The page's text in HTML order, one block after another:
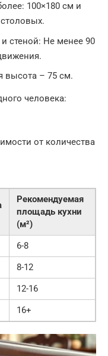
100×180 см и
стеной: Не менее 90
высота – 75 см.
человека:
от количества
Рекомендуемая
площадь кухни
(м²)
6-8
8-12
12-16
16+